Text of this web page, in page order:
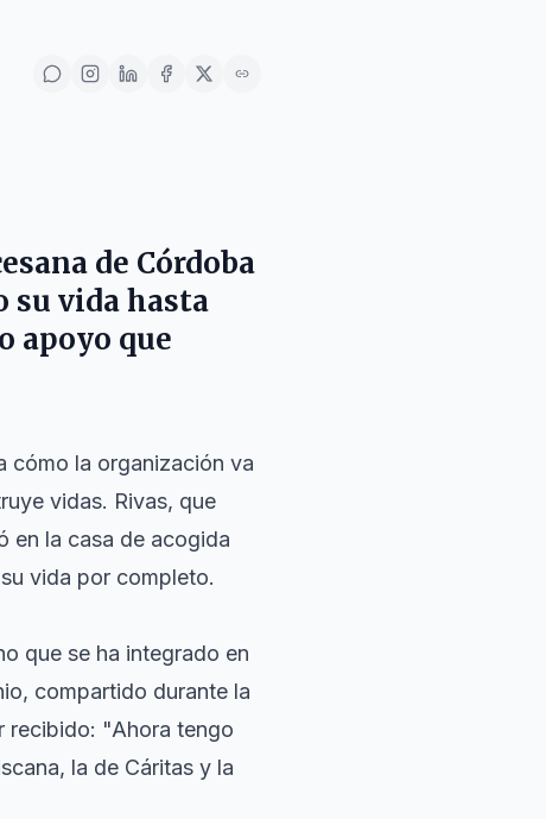
de Córdoba
su vida hasta
apoyo que
cómo la organización va
vidas. Rivas, que
en la casa de acogida
vida por completo.
que se ha integrado en
compartido durante la
recibido: "Ahora tengo
la de Cáritas y la